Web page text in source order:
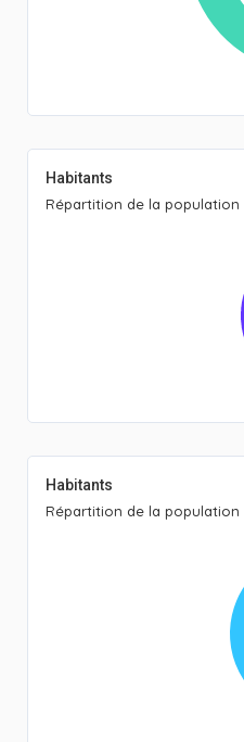
Habitants
Répartition de la
Habitants
Répartition de la population